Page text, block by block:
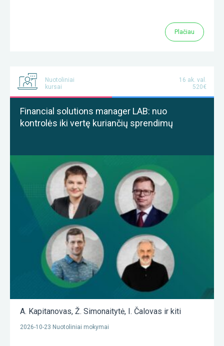
Plačiau
Nuotoliniai
kursai
16 ak. val.
520€
Financial solutions manager LAB: nuo
kontrolės iki vertę kuriančių sprendimų
A. Kapitanovas, Ž. Simonaitytė, I. Čalovas ir kiti
2026-10-23 Nuotoliniai mokymai